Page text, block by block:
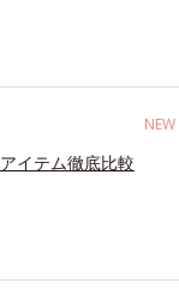
NEW
イテム徹底比較